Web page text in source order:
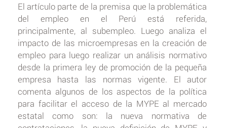
El artículo parte de la premisa que la problemática
del empleo en el Perú está referida,
principalmente, al subempleo. Luego analiza el
impacto de las microempresas en la creación de
empleo para luego realizar un análisis normativo
desde la primera ley de promoción de la pequeña
empresa hasta las normas vigente. El autor
comenta algunos de los aspectos de la política
para facilitar el acceso de la MYPE al mercado
estatal como son: la nueva normativa de